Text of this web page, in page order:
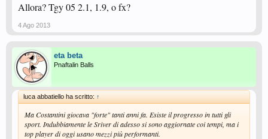
Allora? Tgy 05 2.1, 1.9, o fx?
4 Ago 2013
eta beta
Pnaftalin Balls
luca abbatiello ha scritto: ↑
Ma Costantini giocava "forte" tanti anni fa. Esiste il progresso in tutti gli
sport. Indubbiamente le Sriver di adesso si sono aggiornate coi tempi, ma i
top player di oggi usano mezzi più performanti.